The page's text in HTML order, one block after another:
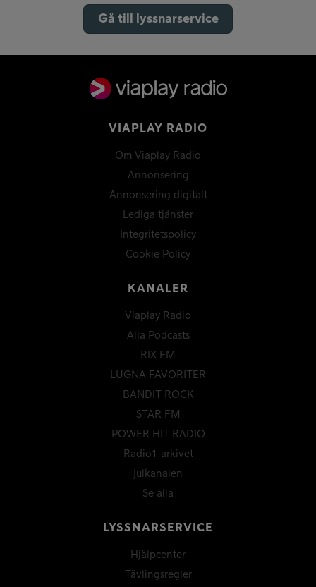
Gå till lyssnarservice
VIAPLAY RADIO
Om Viaplay Radio
Annonsering
Annonsering digitalt
Lediga tjänster
Integritetspolicy
Cookie Policy
KANALER
Viaplay Radio
Alla Podcasts
RIX FM
LUGNA FAVORITER
BANDIT ROCK
STAR FM
POWER HIT RADIO
Radio1-arkivet
Julkanalen
Se alla
LYSSNARSERVICE
Hjälpcenter
Tävlingsregler